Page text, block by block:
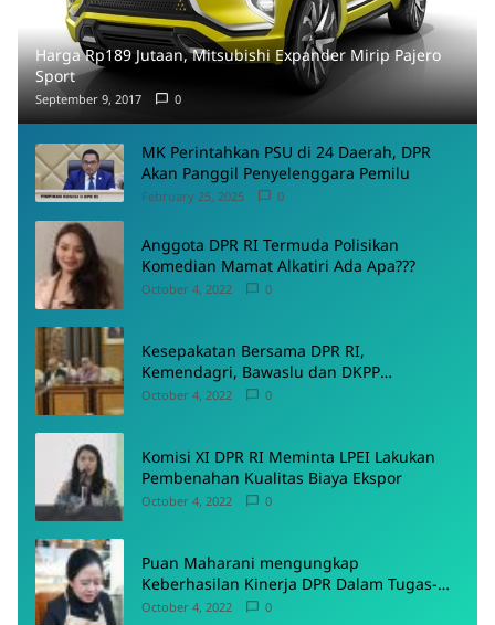
Harga Rp189 Jutaan, Mitsubishi Expander Mirip Pajero
Sport
September 9, 2017 0
MK Perintahkan PSU di 24 Daerah, DPR
Akan Panggil Penyelenggara Pemilu
February 25, 2025 0
Anggota DPR RI Termuda Polisikan
Komedian Mamat Alkatiri Ada Apa???
October 4, 2022 0
Kesepakatan Bersama DPR RI,
Kemendagri, Bawaslu dan DKPP
Menyepakati Rancangan PKPU
October 4, 2022 0
Komisi XI DPR RI Meminta LPEI Lakukan
Pembenahan Kualitas Biaya Ekspor
October 4, 2022 0
Puan Maharani mengungkap
Keberhasilan Kinerja DPR Dalam Tugas-
Tugas Pokoknya
October 4, 2022 0